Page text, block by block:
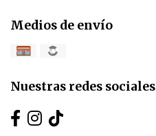
Medios de envío
Nuestras redes sociales